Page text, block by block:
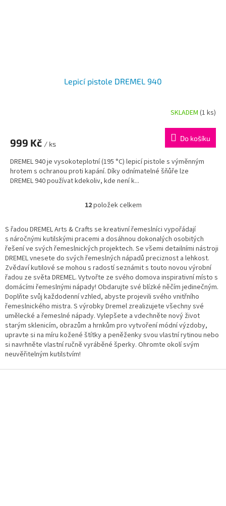
Lepicí pistole DREMEL 940
je
z
5
hvězdiček.
SKLADEM(1 ks)
999 Kč / ks
Do košíku
DREMEL 940 je vysokoteplotní (195 °C) lepicí pistole s výměnným
hrotem s ochranou proti kapání. Díky odnímatelné šňůře lze
DREMEL 940 používat kdekoliv, kde není k...
O
l
á
d
a
c
í
p
r
v
k
y
v
ý
s
12položek celkem
S řadou DREMEL Arts & Crafts se kreativní řemeslníci vypořádají
s náročnými kutilskými pracemi a dosáhnou dokonalých osobitých
řešení ve svých řemeslnických projektech. Se všemi detailními nástroji
DREMEL vnesete do svých řemeslných nápadů preciznost a lehkost.
Zvědaví kutilové se mohou s radostí seznámit s touto novou výrobní
řadou ze světa DREMEL. Vytvořte ze svého domova inspirativní místo s
domácími řemeslnými nápady! Obdarujte své blízké něčím jedinečným.
Doplňte svůj každodenní vzhled, abyste projevili svého vnitřního
řemeslnického mistra. S výrobky Dremel zrealizujete všechny své
umělecké a řemeslné nápady. Vylepšete a vdechněte nový život
starým sklenicím, obrazům a hrnkům pro vytvoření módní výzdoby,
upravte si na míru kožené štítky a peněženky svou vlastní rytinou nebo
si navrhněte vlastní ručně vyráběné šperky. Ohromte okolí svým
neuvěřitelným kutilstvím!